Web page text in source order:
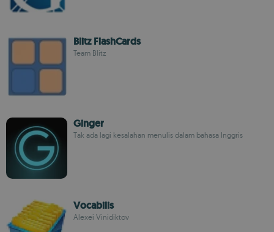
Blitz FlashCards
Team Blitz
Ginger
Tak ada lagi kesalahan menulis dalam bahasa Inggris
Vocabilis
Alexei Vinidiktov